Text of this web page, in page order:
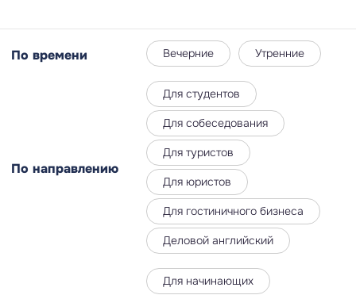
По времени Вечерние Утренние
По направлению
Для студентов
Для собеседования
Для туристов
Для юристов
Для гостиничного бизнеса
Деловой английский
Для начинающих